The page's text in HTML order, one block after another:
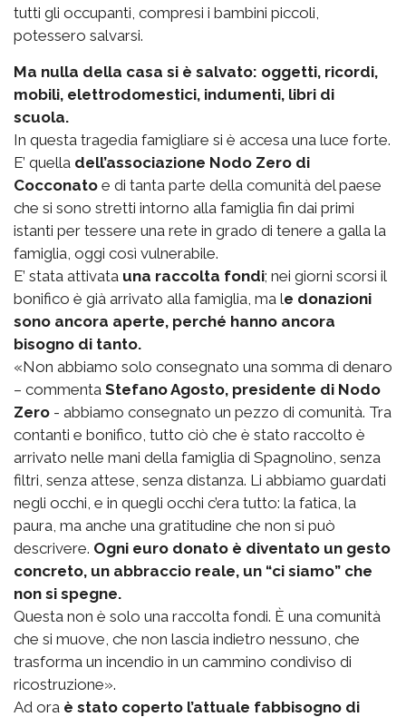
tutti gli occupanti, compresi i bambini piccoli,
potessero salvarsi.
Ma nulla della casa si è salvato: oggetti, ricordi,
mobili, elettrodomestici, indumenti, libri di
scuola.
In questa tragedia famigliare si è accesa una luce forte.
E’ quella dell’associazione Nodo Zero di
Cocconato e di tanta parte della comunità del paese
che si sono stretti intorno alla famiglia fin dai primi
istanti per tessere una rete in grado di tenere a galla la
famiglia, oggi così vulnerabile.
E’ stata attivata una raccolta fondi; nei giorni scorsi il
bonifico è già arrivato alla famiglia, ma le donazioni
sono ancora aperte, perché hanno ancora
bisogno di tanto.
«Non abbiamo solo consegnato una somma di denaro
– commenta Stefano Agosto, presidente di Nodo
Zero - abbiamo consegnato un pezzo di comunità. Tra
contanti e bonifico, tutto ciò che è stato raccolto è
arrivato nelle mani della famiglia di Spagnolino, senza
filtri, senza attese, senza distanza. Li abbiamo guardati
negli occhi, e in quegli occhi c’era tutto: la fatica, la
paura, ma anche una gratitudine che non si può
descrivere. Ogni euro donato è diventato un gesto
concreto, un abbraccio reale, un “ci siamo” che
non si spegne.
Questa non è solo una raccolta fondi. È una comunità
che si muove, che non lascia indietro nessuno, che
trasforma un incendio in un cammino condiviso di
ricostruzione».
Ad ora è stato coperto l’attuale fabbisogno di